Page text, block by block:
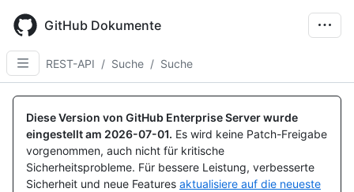
main
content
GitHub Dokumente
REST-API / Suche / Suche
Diese Version von GitHub Enterprise Server wurde
eingestellt am 2026-07-01. Es wird keine Patch-Freigabe
vorgenommen, auch nicht für kritische
Sicherheitsprobleme. Für bessere Leistung, verbesserte
Sicherheit und neue Features aktualisiere auf die neueste
Name, Typ,
BESCHREIBUNG
Name, Typ,
BESCHREIBUNG
Name, Typ,
BESCHREIBUNG
Name, Typ,
BESCHREIBUNG
Name, Typ,
BESCHREIBUNG
Name, Typ,
BESCHREIBUNG
Name, Typ,
BESCHREIBUNG
Name, Typ,
BESCHREIBUNG
Name, Typ,
BESCHREIBUNG
Name, Typ,
BESCHREIBUNG
Name, Typ,
BESCHREIBUNG
Name, Typ,
BESCHREIBUNG
Name, Typ,
BESCHREIBUNG
Name, Typ,
BESCHREIBUNG